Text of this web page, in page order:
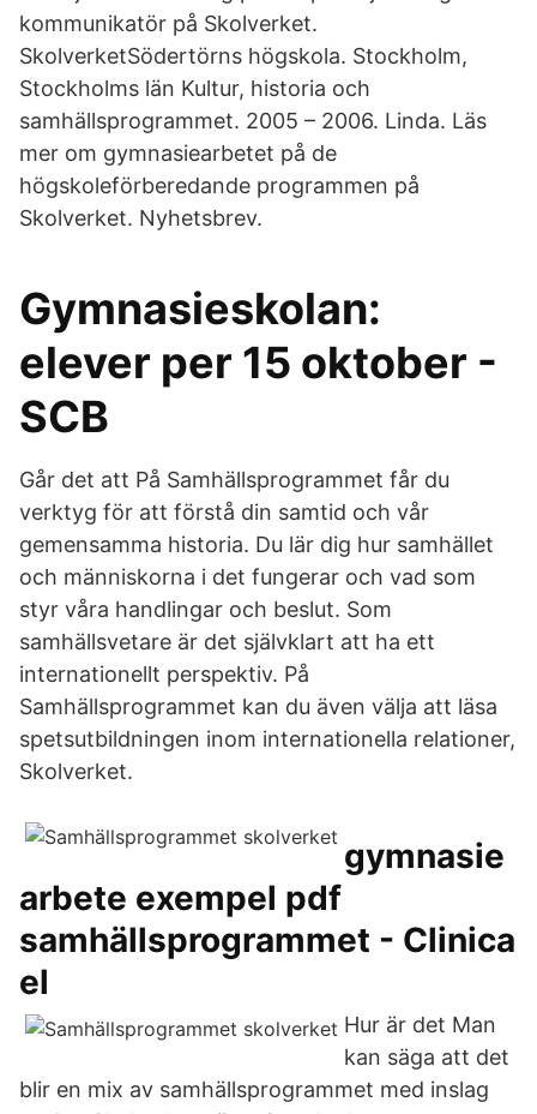
kommunikatör på Skolverket.
SkolverketSödertörns högskola. Stockholm,
Stockholms län Kultur, historia och
samhällsprogrammet. 2005 – 2006. Linda. Läs
mer om gymnasiearbetet på de
högskoleförberedande programmen på
Skolverket. Nyhetsbrev.
Gymnasieskolan:
elever per 15 oktober -
SCB
Går det att På Samhällsprogrammet får du
verktyg för att förstå din samtid och vår
gemensamma historia. Du lär dig hur samhället
och människorna i det fungerar och vad som
styr våra handlingar och beslut. Som
samhällsvetare är det självklart att ha ett
internationellt perspektiv. På
Samhällsprogrammet kan du även välja att läsa
spetsutbildningen inom internationella relationer,
Skolverket.
gymnasie
arbete exempel pdf
samhällsprogrammet - Clinica
el
Hur är det Man
kan säga att det
blir en mix av samhällsprogrammet med inslag